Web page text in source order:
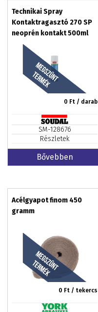
Technikai Spray
Kontaktragasztó 270 SP
neoprén kontakt 500ml
0 Ft / darab
SM-128676
Részletek
Bővebben
Acélgyapot finom 450
gramm
0 Ft / tekercs